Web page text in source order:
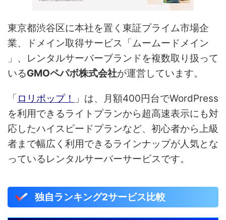
東京都渋谷区に本社を置く東証プライム市場企
業、ドメイン取得サービス「ムームードメイン
」、レンタルサーバーブランドを複数取り扱って
いるGMOペパボ株式会社が運営しています。
「 ロリポップ！
」は、月額400円台でWordPress
を利用できるライトプランから超高速表示にも対
応したハイスピードプランなど、初心者から上級
者まで幅広く利用できるラインナップが人気とな
っているレンタルサーバーサービスです。
独自ランキング2サービス比較